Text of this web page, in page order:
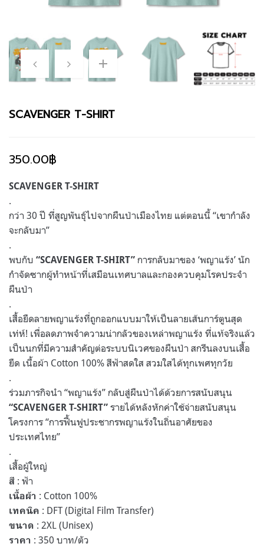
SCAVENGER T-SHIRT
350.00฿
SCAVENGER T-SHIRT
.
กว่า 30 ปี ที่สูญพันธุ์ไปจากผืนป่าเมืองไทย แต่ตอนนี้ “เขากำลัง
จะกลับมา”
.
พบกับ “SCAVENGER T-SHIRT” การกลับมาของ ‘พญาแร้ง’ นัก
กำจัดซากผู้ทำหน้าที่เสมือนเทศบาลและกองควบคุมโรคประจำ
ผืนป่า
.
เสื้อยืดลายพญาแร้งที่ถูกออกแบบมาให้เป็นลายเส้นการ์ตูนสุด
เท่ห์! เพื่อลดภาพจำความน่ากลัวของเหล่าพญาแร้ง ที่แท้จริงแล้ว
เป็นนกที่มีความสำคัญต่อระบบนิเวศของผืนป่า สกรีนลงบนเสื้อ
ยืด เนื้อผ้า Cotton 100% สีฟ้าสดใส สวมใสได้ทุกเพศทุกวัย
.
ร่วมภารกิจนำ “พญาแร้ง” กลับสู่ผืนป่าได้ด้วยการสนับสนุน
“SCAVENGER T-SHIRT” รายได้หลังหักค่าใช้จ่ายสนับสนุน
โครงการ “การฟื้นฟูประชากรพญาแร้งในถิ่นอาศัยของ
ประเทศไทย”
.
เสื้อผู้ใหญ่
สี : ฟ้า
เนื้อผ้า : Cotton 100%
เทคนิค : DFT (Digital Film Transfer)
ขนาด : 2XL (Unisex)
ราคา : 350 บาท/ตัว